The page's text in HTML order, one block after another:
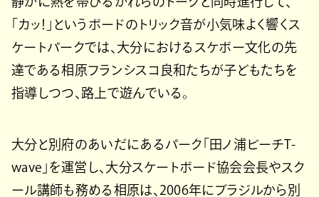
「カッ！」というボードのトリック音が小気味よく響くス
ケートパークでは、大分におけるスケボー文化の先
達である相原フランシスコ良和たちが子どもたちを
指導しつつ、路上で遊んでいる。
大分と別府のあいだにあるパーク「田ノ浦ビーチT-
wave」を運営し、大分スケートボード協会会長やスク
ール講師も務める相原は、2006年にブラジルから別